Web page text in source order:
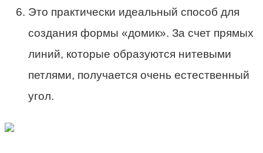
Это практически идеальный способ для
создания формы «домик». За счет прямых
линий, которые образуются нитевыми
петлями, получается очень естественный
угол.